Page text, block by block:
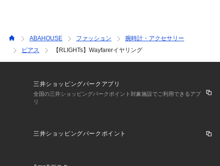
ABAHOUSE ファッション
腕時計・アクセサリー
ピアス
【RLIGHTs】Wayfarerイヤリング
三井ショッピングパークアプリ
全国の三井ショッピングパークポイント対象施設でご利用できるアプ
リ
三井ショッピングパークポイント